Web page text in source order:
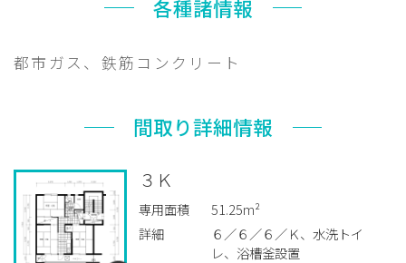
各種諸情報
都市ガス、鉄筋コンクリート
間取り詳細情報
３Ｋ
専用面積
51.25m²
詳細
６／６／６／Ｋ、水洗トイ
レ、浴槽釜設置